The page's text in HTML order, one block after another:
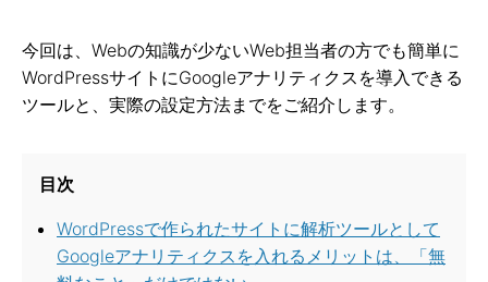
今回は、Webの知識が少ないWeb担当者の方でも簡単に
WordPressサイトにGoogleアナリティクスを導入できる
ツールと、実際の設定方法までをご紹介します。
目次
WordPressで作られたサイトに解析ツールとして
Googleアナリティクスを入れるメリットは、「無